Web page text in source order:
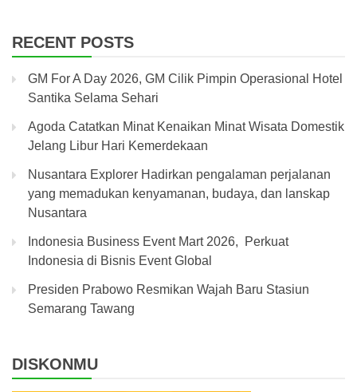
RECENT POSTS
GM For A Day 2026, GM Cilik Pimpin Operasional Hotel
Santika Selama Sehari
Agoda Catatkan Minat Kenaikan Minat Wisata Domestik
Jelang Libur Hari Kemerdekaan
Nusantara Explorer Hadirkan pengalaman perjalanan
yang memadukan kenyamanan, budaya, dan lanskap
Nusantara
Indonesia Business Event Mart 2026, Perkuat
Indonesia di Bisnis Event Global
Presiden Prabowo Resmikan Wajah Baru Stasiun
Semarang Tawang
DISKONMU